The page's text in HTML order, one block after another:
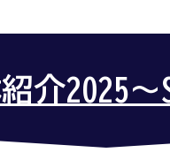
介2025～